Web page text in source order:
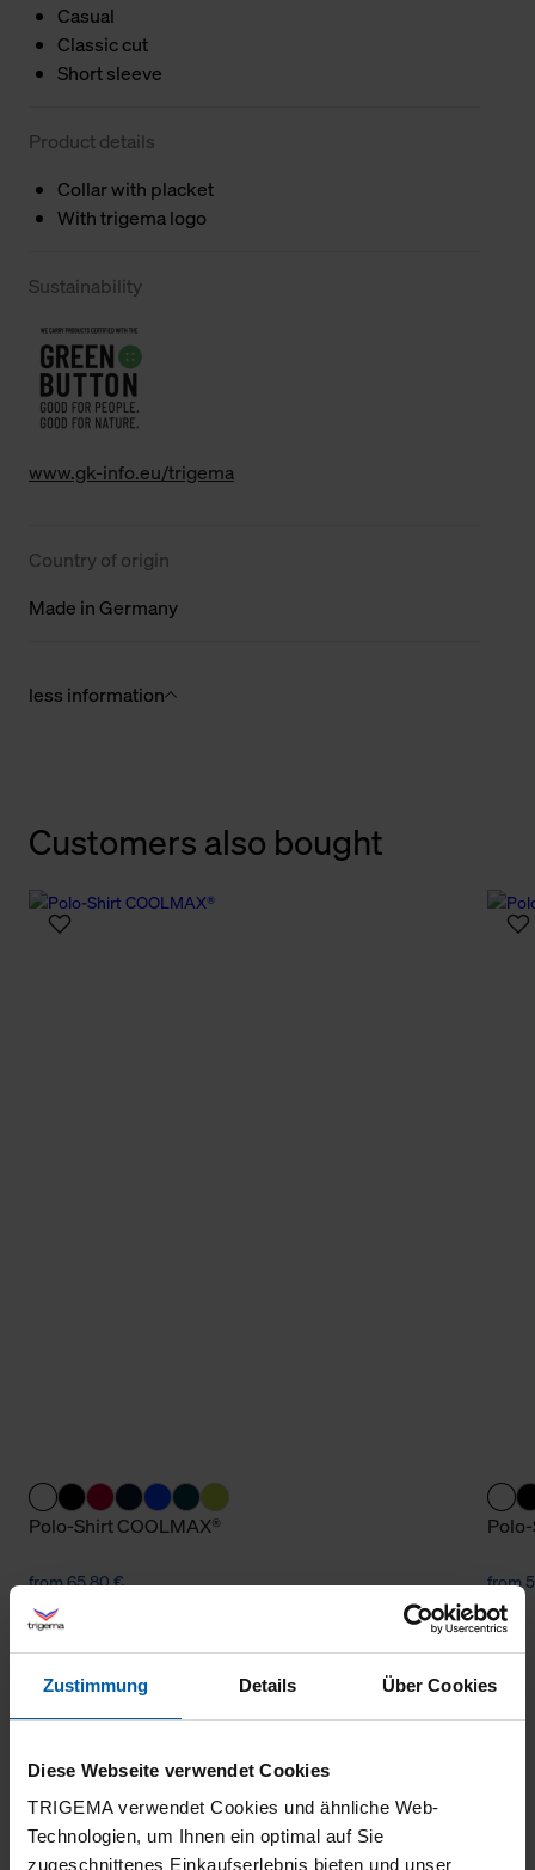
Zustimmung Details Über Cookies
Diese Webseite verwendet Cookies
TRIGEMA verwendet Cookies und ähnliche Web-
Technologien, um Ihnen ein optimal auf Sie
zugeschnittenes Einkaufserlebnis bieten und unser
Casual
Classic cut
Short sleeve
Product details
Collar with placket
With trigema logo
Sustainability
www.gk-info.eu/trigema
Country of origin
Made in Germany
less information
Customers also bought
Polo-Shirt COOLMAX®
from 65,80 € from
climate-neutral Family business